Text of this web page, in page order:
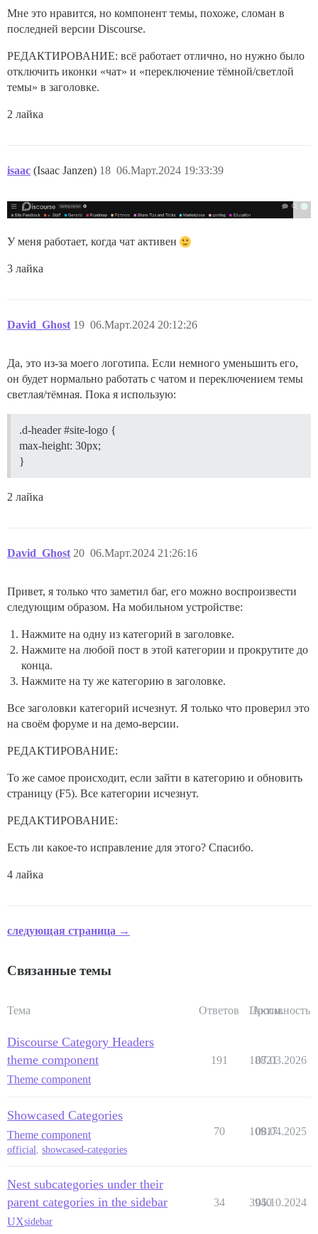
Мне это нравится, но компонент темы, похоже, сломан в
последней версии Discourse.
РЕДАКТИРОВАНИЕ: всё работает отлично, но нужно было
отключить иконки «чат» и «переключение тёмной/светлой
темы» в заголовке.
2 лайка
isaac (Isaac Janzen) 06.Март.2024 19:33:39
18
У меня работает, когда чат активен
3 лайка
David_Ghost 06.Март.2024 20:12:26
19
Да, это из-за моего логотипа. Если немного уменьшить его,
он будет нормально работать с чатом и переключением темы
светлая/тёмная. Пока я использую:
.d-header#site-logo {
max-height: 30px;
}
2 лайка
David_Ghost 06.Март.2024 21:26:16
20
Привет, я только что заметил баг, его можно воспроизвести
следующим образом. На мобильном устройстве:
Нажмите на одну из категорий в заголовке.
Нажмите на любой пост в этой категории и прокрутите до
конца.
Нажмите на ту же категорию в заголовке.
Все заголовки категорий исчезнут. Я только что проверил это
на своём форуме и на демо-версии.
РЕДАКТИРОВАНИЕ:
То же самое происходит, если зайти в категорию и обновить
страницу (F5). Все категории исчезнут.
РЕДАКТИРОВАНИЕ:
Есть ли какое-то исправление для этого? Спасибо.
4 лайка
следующая страница →
Связанные темы
Тема Ответов Просм.
Активность
Discourse Category Headers
theme component
Theme component
191 18821
07.03.2026
Showcased Categories
Theme component
official showcased-categories
70 10917
08.04.2025
Nest subcategories under their
parent categories in the sidebar
UXsidebar
34 3940
05.10.2024